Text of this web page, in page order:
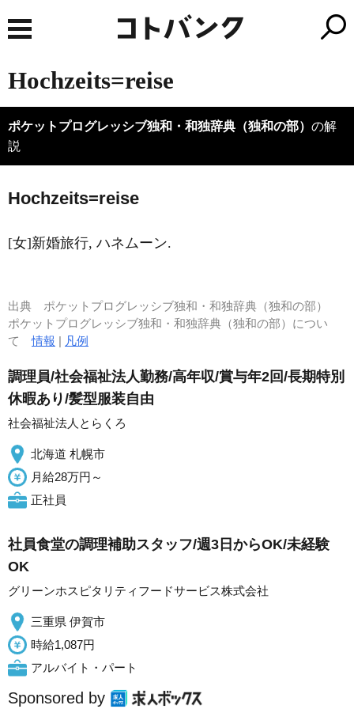
Hochzeits=reise
ポケットプログレッシブ独和・和独辞典（独和の部） の解
説
Hochzeits=reise
[女]新婚旅行, ハネムーン.
出典 ポケットプログレッシブ独和・和独辞典（独和の部）
ポケットプログレッシブ独和・和独辞典（独和の部）につい
て情報 | 凡例
調理員/社会福祉法人勤務/高年収/賞与年2回/長期特別
休暇あり/髪型服装自由
社会福祉法人とらくろ
北海道 札幌市
月給28万円～
正社員
社員食堂の調理補助スタッフ/週3日からOK/未経験
OK
グリーンホスピタリティフードサービス株式会社
三重県 伊賀市
時給1,087円
アルバイト・パート
Sponsored by